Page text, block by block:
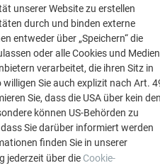
unserer Website zu erstellen
durch und binden externe
entweder über „Speichern“ die
oder alle Cookies und Medien
verarbeitet, die ihren Sitz in
Sie auch explizit nach Art.
Sie, dass die USA über kein den
können US-Behörden zu
Sie darüber informiert werden
finden Sie in unserer
jederzeit über die Cookie-